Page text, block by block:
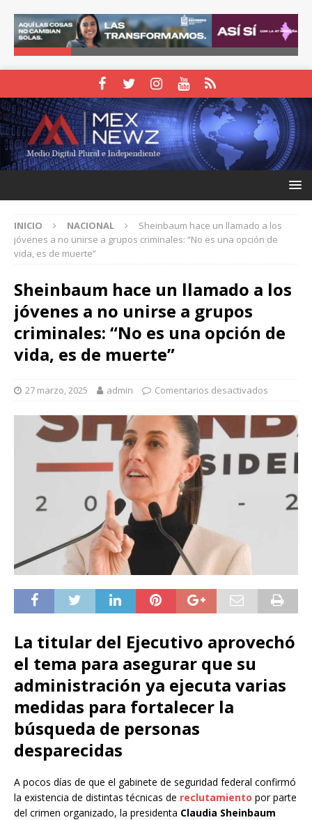
INICIO NACIONAL
Sheinbaum hace un llamado a los
jóvenes a no unirse a grupos criminales: “No es una opción de
vida, es de muerte”
Sheinbaum hace un llamado a los
jóvenes a no unirse a grupos
criminales: “No es una opción de
vida, es de muerte”
27 marzo, 2025 admin Comentarios desactivados
La titular del Ejecutivo aprovechó
el tema para asegurar que su
administración ya ejecuta varias
medidas para fortalecer la
búsqueda de personas
desparecidas
A pocos días de que el gabinete de seguridad federal confirmó
la existencia de distintas técnicas de reclutamiento por parte
del crimen organizado, la presidenta Claudia Sheinbaum